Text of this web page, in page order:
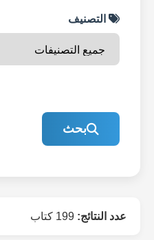
التصنيف
بحث
عدد النتائج: